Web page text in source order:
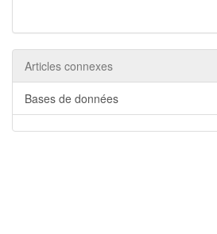
Articles connexes
Bases de données